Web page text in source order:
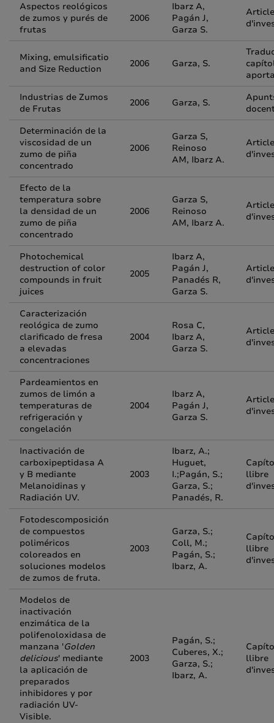
Aspectos reológicos
de zumos y purés de
frutas
2006
Ibarz A,
Pagán J,
Garza S.
Article
Mixing, emulsificatio
and Size Reduction
2006 Garza, S.
Industrias de Zumos
de Frutas
2006 Garza, S.
Determinación de la
viscosidad de un
zumo de piña
concentrado
2006
Garza S,
Reinoso
AM, Ibarz A.
Article
Efecto de la
temperatura sobre
la densidad de un
zumo de piña
concentrado
2006
Garza S,
Reinoso
AM, Ibarz A.
Article
Photochemical
destruction of color
compounds in fruit
juices
2005
Ibarz A,
Pagán J,
Panadés R,
Garza S.
Article
Caracterización
reológica de zumo
clarificado de fresa
a elevadas
concentraciones
2004
Rosa C,
Ibarz A,
Garza S.
Article
Pardeamientos en
zumos de limón a
temperaturas de
refrigeración y
congelación
2004
Ibarz A,
Pagán J,
Garza S.
Article
Inactivación de
carboxipeptidasa A
y B mediante
Melanoidinas y
Radiación UV.
2003
Ibarz, A.;
Huguet,
I.;Pagán, S.;
Garza, S.;
Panadés, R.
llibre
Fotodescomposición
de compuestos
poliméricos
coloreados en
soluciones modelos
de zumos de fruta.
2003
Garza, S.;
Coll, M.;
Pagán, S.;
Ibarz, A.
llibre
Modelos de
inactivación
enzimática de la
polifenoloxidasa de
manzana 'Golden
delicious' mediante
la aplicación de
preparados
inhibidores y por
radiación UV-
Visible.
2003
Pagán, S.;
Cuberes, X.;
Garza, S.;
Ibarz, A.
llibre